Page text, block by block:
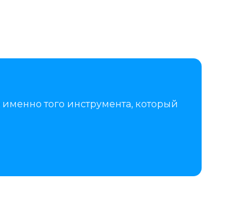
того инструмента, который